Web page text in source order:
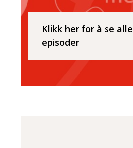
Klikk her for å se alle
episoder